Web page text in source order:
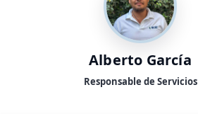
Alberto García
Responsable de Servicios